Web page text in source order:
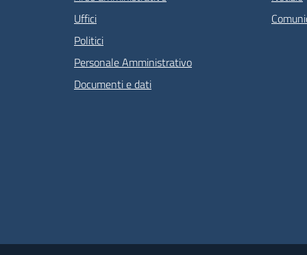
Uffici
Politici
Personale Amministrativo
Documenti e dati